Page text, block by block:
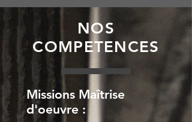
NOS
COMPETENCES
Missions Maîtrise
d'oeuvre :